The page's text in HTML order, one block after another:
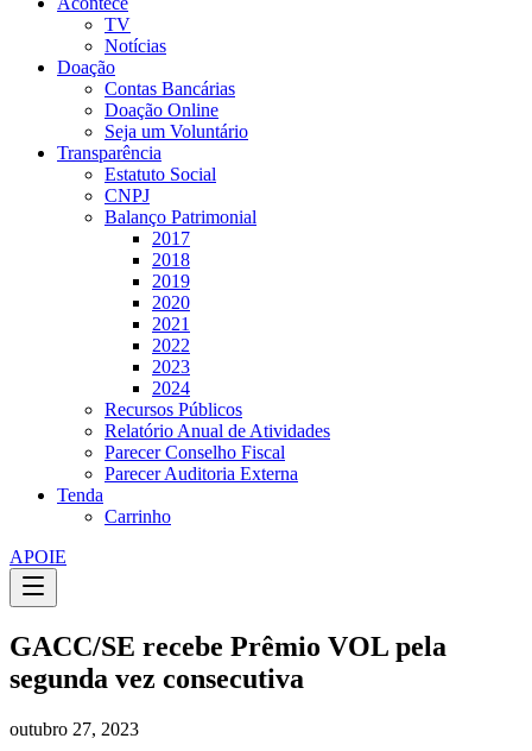
TV
Notícias
Doação
Contas Bancárias
Doação Online
Seja um Voluntário
Transparência
Estatuto Social
CNPJ
Balanço Patrimonial
2017
2018
2019
2020
2021
2022
2023
2024
Recursos Públicos
Relatório Anual de Atividades
Parecer Conselho Fiscal
Parecer Auditoria Externa
Tenda
Carrinho
APOIE
GACC/SE recebe Prêmio VOL pela
segunda vez consecutiva
outubro 27, 2023